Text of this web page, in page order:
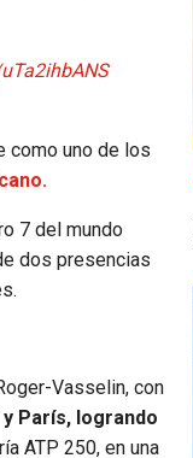
como uno de los
7 del mundo
dos presencias
Vasselin, con
París, logrando
ATP 250, en una